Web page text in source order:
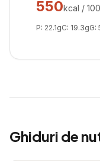
550kcal /
P: 22.1gC: 19.3gG:
Ghiduri de